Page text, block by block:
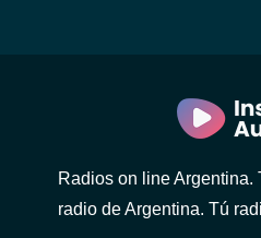
Radios on line Argentina.
radio de Argentina. Tú